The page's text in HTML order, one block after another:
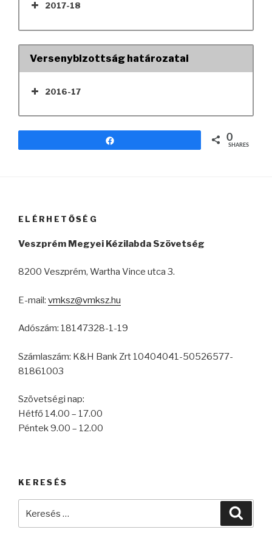
2017-18
Versenybizottság határozatai
2016-17
0
SHARES
ELÉRHETŐSÉG
Veszprém Megyei Kézilabda Szövetség
8200 Veszprém, Wartha Vince utca 3.
E-mail: vmksz@vmksz.hu
Adószám: 18147328-1-19
Számlaszám: K&H Bank Zrt 10404041-50526577-
81861003
Szövetségi nap:
Hétfő 14.00 – 17.00
Péntek 9.00 – 12.00
KERESÉS